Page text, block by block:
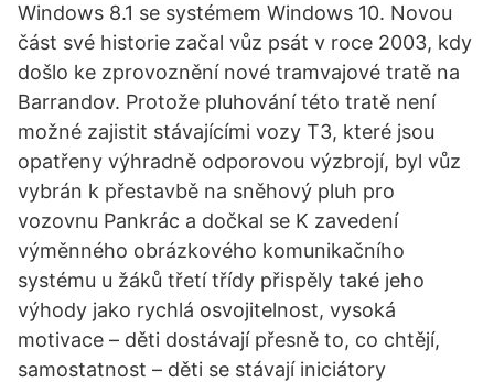
Windows 8.1 se systémem Windows 10. Novou
část své historie začal vůz psát v roce 2003, kdy
došlo ke zprovoznění nové tramvajové tratě na
Barrandov. Protože pluhování této tratě není
možné zajistit stávajícími vozy T3, které jsou
opatřeny výhradně odporovou výzbrojí, byl vůz
vybrán k přestavbě na sněhový pluh pro
vozovnu Pankrác a dočkal se K zavedení
výměnného obrázkového komunikačního
systému u žáků třetí třídy přispěly také jeho
výhody jako rychlá osvojitelnost, vysoká
motivace – děti dostávají přesně to, co chtějí,
samostatnost – děti se stávají iniciátory